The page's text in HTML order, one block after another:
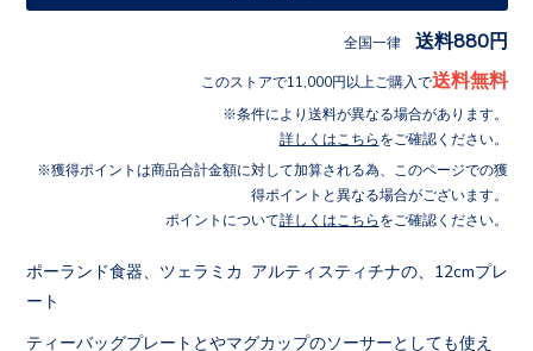
全国一律 送料880円
このストアで11,000円以上ご購入で送料無料
条件により送料が異なる場合があります。
詳しくはこちら をご確認ください。
獲得ポイントは商品合計金額に対して加算される為、このページでの獲
得ポイントと異なる場合がございます。
ポイントについて詳しくはこちら をご確認ください。
ポーランド食器、ツェラミカ アルティスティチナの、12cmプレ
ート
ティーバッグプレートとやマグカップのソーサーとしても使え